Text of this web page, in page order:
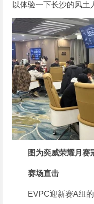
以体验一下长沙的风土
图为奕威荣耀月赛
赛场直击
EVPC迎新赛A组